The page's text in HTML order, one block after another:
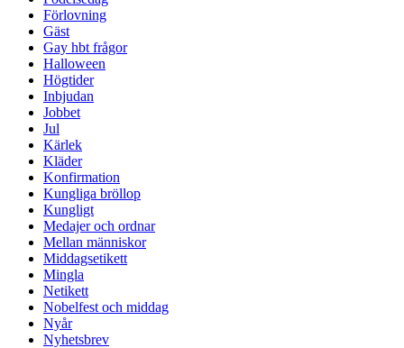
Förlovning
Gäst
Gay hbt frågor
Halloween
Högtider
Inbjudan
Jobbet
Jul
Kärlek
Kläder
Konfirmation
Kungliga bröllop
Kungligt
Medajer och ordnar
Mellan människor
Middagsetikett
Mingla
Netikett
Nobelfest och middag
Nyår
Nyhetsbrev